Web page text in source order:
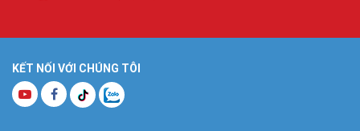
KẾT NỐI VỚI CHÚNG TÔI